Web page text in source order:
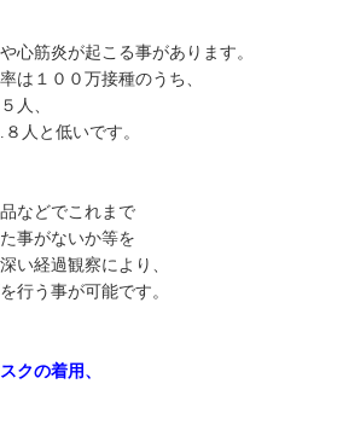
心筋炎が起こる事があります。
は１００万接種のうち、
人、
人と低いです。
などでこれまで
事がないか等を
い経過観察により、
行う事が可能です。
クの着用、